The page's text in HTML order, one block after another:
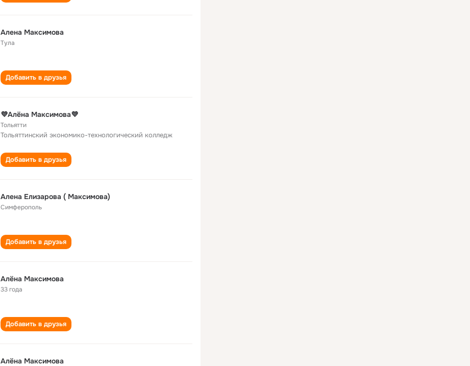
Алена Максимова
Тула
Добавить в друзья
💜Алёна Максимова💜
Тольятти
Тольяттинский экономико-технологический колледж
Добавить в друзья
Алена Елизарова ( Максимова)
Симферополь
Добавить в друзья
Алёна Максимова
33 года
Добавить в друзья
Алёна Максимова